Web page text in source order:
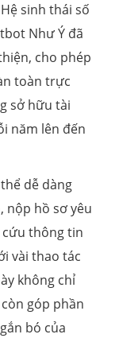
sinh thái số
Như Ý đã
cho phép
toàn trực
sở hữu tài
năm lên đến
dễ dàng
nộp hồ sơ yêu
cứu thông tin
vài thao tác
không chỉ
góp phần
bó của